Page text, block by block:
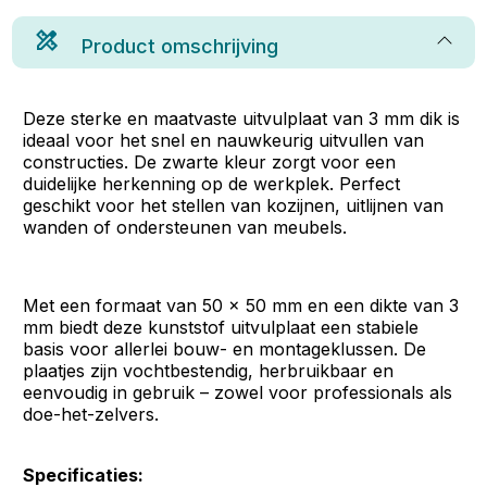
Product omschrijving
Deze sterke en maatvaste uitvulplaat van 3 mm dik is
ideaal voor het snel en nauwkeurig uitvullen van
constructies. De zwarte kleur zorgt voor een
duidelijke herkenning op de werkplek. Perfect
geschikt voor het stellen van kozijnen, uitlijnen van
wanden of ondersteunen van meubels.
Met een formaat van 50 x 50 mm en een dikte van 3
mm biedt deze kunststof uitvulplaat een stabiele
basis voor allerlei bouw- en montageklussen. De
plaatjes zijn vochtbestendig, herbruikbaar en
eenvoudig in gebruik – zowel voor professionals als
doe-het-zelvers.
Specificaties: